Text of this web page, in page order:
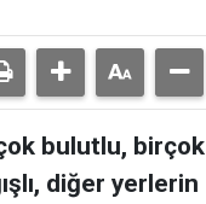
bulutlu, birçok
diğer yerlerin